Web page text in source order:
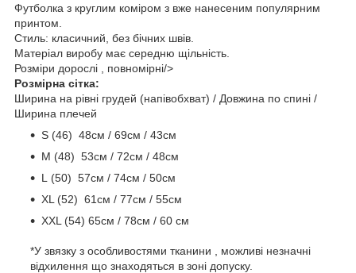
Футболка з круглим коміром з вже нанесеним популярним
принтом.
Стиль: класичний, без бічних швів.
Матеріал виробу має середню щільність.
Розміри дорослі , повномірні/>
Розмірна сітка:
Ширина на рівні грудей (напівобхват) / Довжина по спині /
Ширина плечей
S (46) 48cм / 69cм / 43см
M (48) 53см / 72см / 48cм
L (50) 57см / 74см / 50см
ХL (52) 61см / 77см / 55см
ХХL (54) 65см / 78см / 60 см
*У звязку з особливостями тканини , можливі незначні
відхилення що знаходяться в зоні допуску.